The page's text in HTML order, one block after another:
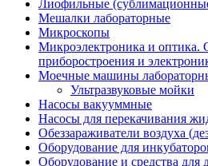
Лиофильные
Мешалки лабораторные
Микроскопы
Микроэлектроника и оптика.
приборостроения и
Моечные машины
Ультразвуковые мойки
Насосы вакууммные
Насосы для перекачивания
Обеззараживатели воздуха
Оборудование для
Оборудование и средства для